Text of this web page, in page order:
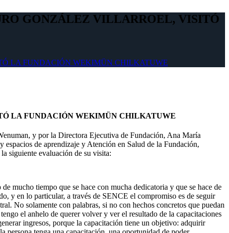
GONZÁLEZ VILLARROEL, VISITÓ
LA FUNDACIÓN WEKIMÜN CHILKATUWE
LA FUNDACIÓN WEKIMÜN CHILKATUWE
y por la Directora Ejecutiva de Fundación, Ana María
de aprendizaje y Atención en Salud de la Fundación,
siguiente evaluación de su visita:
mucho tiempo que se hace con mucha dedicatoria y que se hace de
y en lo particular, a través de SENCE el compromiso es de seguir
No solamente con palabras, si no con hechos concretos que puedan
el anhelo de querer volver y ver el resultado de la capacitaciones
ingresos, porque la capacitación tiene un objetivo: adquirir